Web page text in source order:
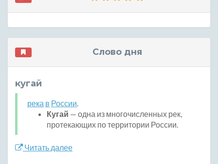
Слово дня
кугай
река в России.
Кугай — одна из многочисленных рек,
протекающих по территории России.
Читать далее